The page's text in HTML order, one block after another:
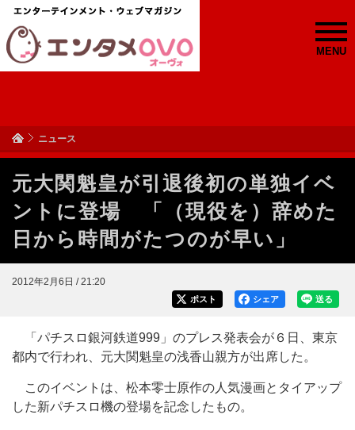
MENU
ニュース
元大関魁皇が引退後初の単独イベ
ントに登場 「（現役を）辞めた
日から時間がたつのが早い」
2012年2月6日 / 21:20
送る
シェア
ポスト
「パチスロ銀河鉄道999」のプレス発表会が６日、東京
都内で行われ、元大関魁皇の浅香山親方が出席した。
このイベントは、松本零士原作の人気漫画とタイアップ
した新パチスロ機の登場を記念したもの。